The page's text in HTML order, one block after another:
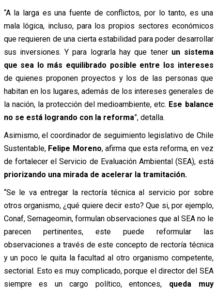
“A la larga es una fuente de conflictos, por lo tanto, es una
mala lógica, incluso, para los propios sectores económicos
que requieren de una cierta estabilidad para poder desarrollar
sus inversiones. Y para lograrla hay que tenerun sistema
que sea lo más equilibrado posible entre los intereses
de quienes proponen proyectos y los de las personas que
habitan en los lugares, además de los intereses generales de
la nación, la protección del medioambiente, etc. Ese balance
no se está logrando con la reforma”, detalla.
Asimismo, el coordinador de seguimiento legislativo de Chile
Sustentable, Felipe Moreno, afirma que esta reforma, en vez
de fortalecer el Servicio de Evaluación Ambiental (SEA), está
priorizando una mirada de acelerar la tramitación.
“Se le va entregar la rectoría técnica al servicio por sobre
otros organismo, ¿qué quiere decir esto? Que si, por ejemplo,
Conaf, Sernageomin, formulan observaciones que al SEA no le
parecen pertinentes, este puede reformular las
observaciones a través de este concepto de rectoría técnica
y un poco le quita la facultad al otro organismo competente,
sectorial. Esto es muy complicado, porque el director del SEA
siempre es un cargo político, entonces, queda muy